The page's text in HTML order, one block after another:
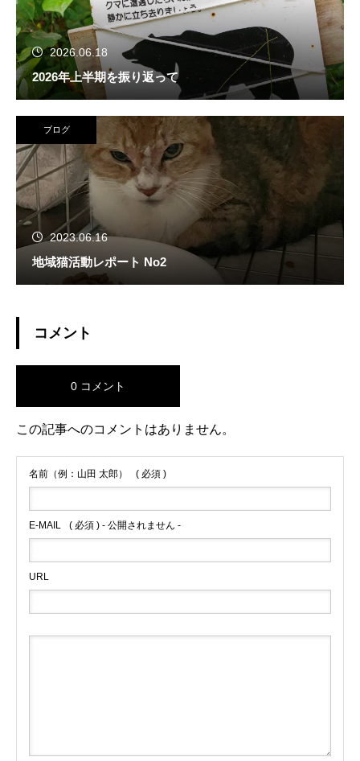
2026.06.18
2026年上半期を振り返って
ブログ
2023.06.16
地域猫活動レポート No2
コメント
0 コメント
この記事へのコメントはありません。
名前（例：山田 太郎） ( 必須 )
E-MAIL ( 必須 ) - 公開されません -
URL